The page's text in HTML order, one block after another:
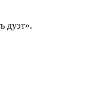
дуэт».